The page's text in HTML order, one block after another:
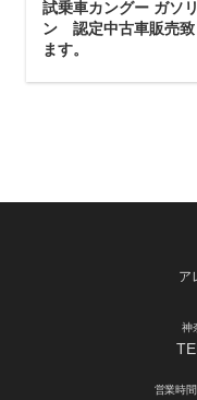
試乗車カングー ガソリ
ン 認定中古車販売致
ます。
ア
神
営業時